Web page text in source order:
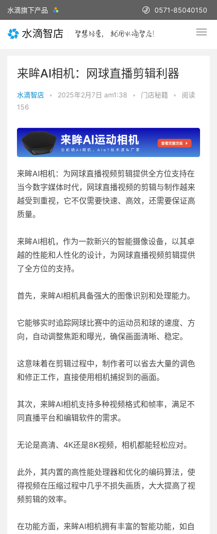
水滴旗下产品 0571-85040150
来眸AI相机：网球直播剪辑利器
水滴智店 • 2025年2月7日 am1:38 • 门店秘籍 •
阅读
156
来眸AI相机：为网球直播视频剪辑提供全方位支持在
当今数字媒体时代，网球直播视频的剪辑与制作越来
越受到重视，它不仅需要快速、高效，还需要保证高
质量。
来眸AI相机，作为一款新兴的智能摄像设备，以其卓
越的性能和人性化的设计，为网球直播视频剪辑提供
了全方位的支持。
首先，来眸AI相机具备强大的图像识别和处理能力。
它能够实时追踪网球比赛中的运动员和球的速度、方
向，自动调整焦距和曝光，确保画面清晰、稳定。
这意味着在剪辑过程中，制作者可以省去大量的调色
和修正工作，直接使用相机捕捉到的画面。
其次，来眸AI相机支持多种视频格式和帧率，满足不
同直播平台和编辑软件的需求。
无论是高清、4K还是8K视频，相机都能轻松应对。
此外，其内置的高性能处理器和优化的编码算法，使
得视频在压缩过程中几乎不损失画质，大大提高了视
频剪辑的效率。
在功能方面，来眸AI相机拥有丰富的智能功能，如自